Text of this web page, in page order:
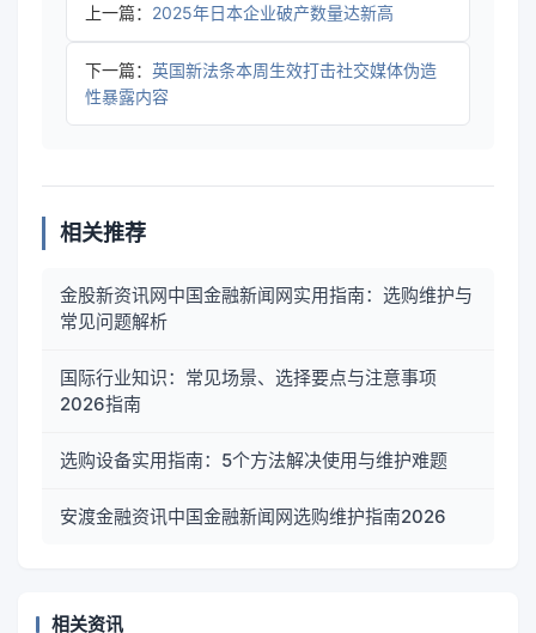
上一篇： 2025年日本企业破产数量达新高
下一篇： 英国新法条本周生效打击社交媒体伪造
性暴露内容
相关推荐
金股新资讯网中国金融新闻网实用指南：选购维护与
常见问题解析
国际行业知识：常见场景、选择要点与注意事项
2026指南
选购设备实用指南：5个方法解决使用与维护难题
安渡金融资讯中国金融新闻网选购维护指南2026
相关资讯